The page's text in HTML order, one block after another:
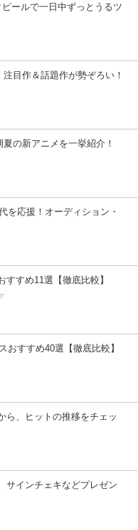
ールで一日中ずっとうるツ
目作＆話題作が勢ぞろい！
夏の新アニメを一挙紹介！
を応援！オーディション・
すめ11選【徹底比較】
おすすめ40選【徹底比較】
ら、ヒットの推移をチェッ
サインチェキなどプレゼン